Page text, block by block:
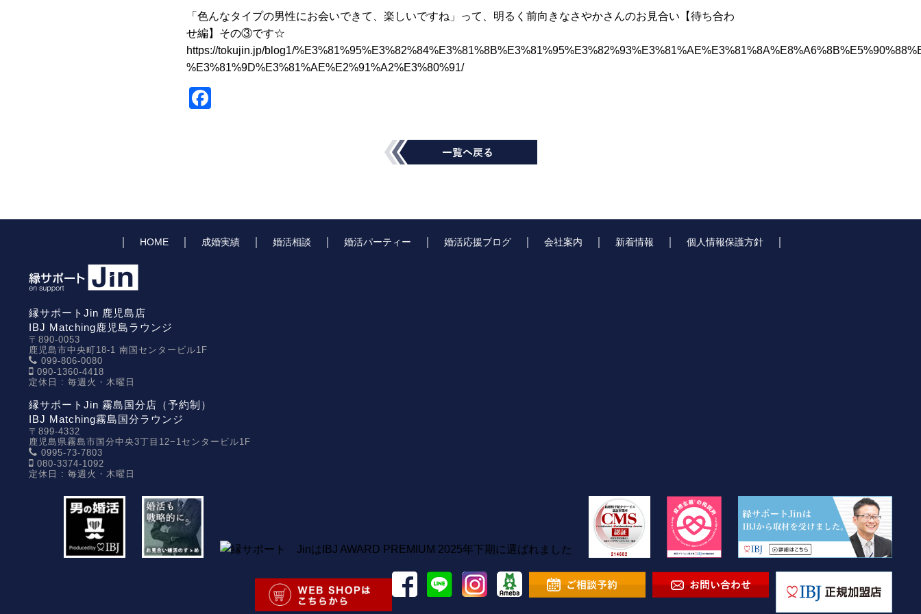
「色んなタイプの男性にお会いできて、楽しいですね」って、明るく前向きなさやかさんのお見合い【待ち合わ
せ編】その③です☆
https://tokujin.jp/blog1/
%E3%81%9D%E3%81%AE%E2%91%A2%E3%80%91/
HOME 成婚実績 婚活相談 婚活パーティー 婚活応援ブログ 会社案内 新着情報 個人情報保護方針
縁サポートJin 鹿児島店
IBJ Matching鹿児島ラウンジ
〒890-0053
鹿児島市中央町18-1 南国センタービル1F
099-806-0080
090-1360-4418
定休日 : 毎週火・木曜日
縁サポートJin 霧島国分店（予約制）
IBJ Matching霧島国分ラウンジ
〒899-4332
鹿児島県霧島市国分中央3丁目12−1センタービル1F
0995-73-7803
080-3374-1092
定休日 : 毎週火・木曜日